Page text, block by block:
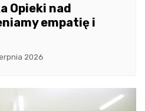
Opieki nad
empatię i
2026